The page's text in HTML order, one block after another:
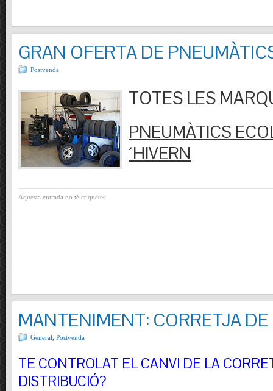
GRAN OFERTA DE
Postvenda
TOTES LES
PNEUMÀTICS
´HIVERN
Aquesta entrada no té etiquetes
MANTENIMENT: CORRETJA
General Postvenda
TE CONTROLAT EL CANVI DE LA
DISTRIBUCIÓ?